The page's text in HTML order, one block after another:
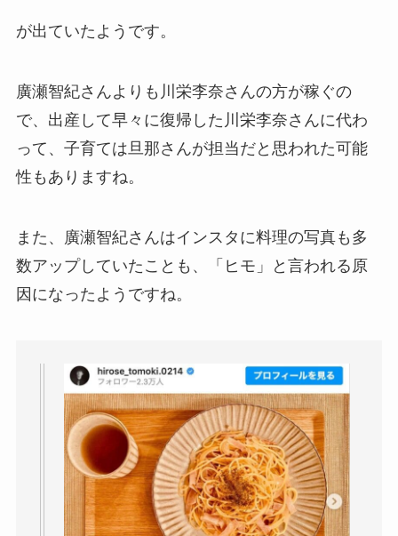
が出ていたようです。
廣瀬智紀さんよりも川栄李奈さんの方が稼ぐの
で、出産して早々に復帰した川栄李奈さんに代わ
って、子育ては旦那さんが担当だと思われた可能
性もありますね。
また、廣瀬智紀さんはインスタに料理の写真も多
数アップしていたことも、「ヒモ」と言われる原
因になったようですね。